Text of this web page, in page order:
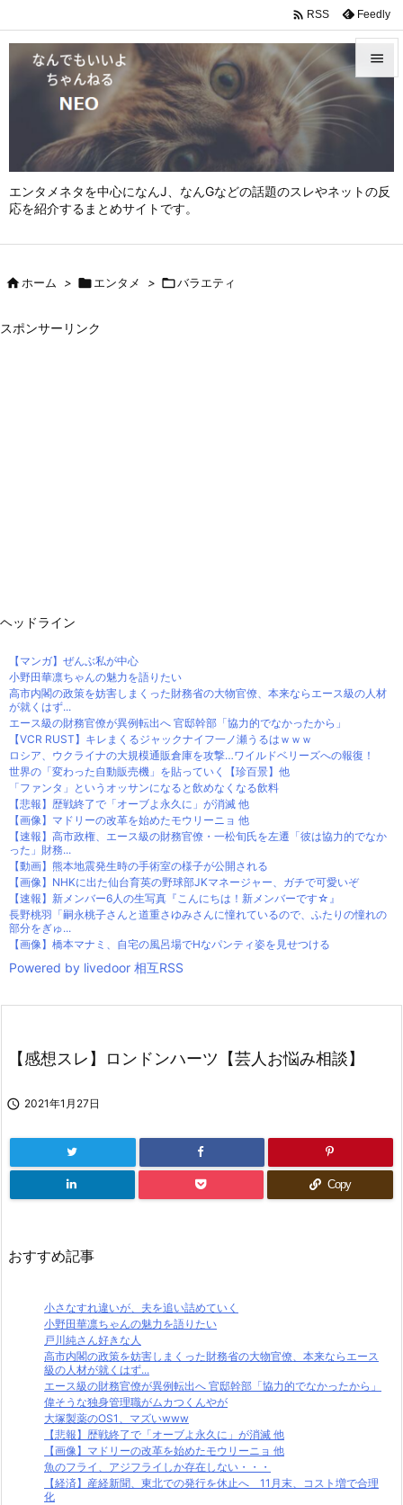
エンタメネタを中心になんJ、なんGなどの話題のスレやネットの反
応を紹介するまとめサイトです。



 RSS Feedly
ホーム > エンタメ > バラエティ
スポンサーリンク
ヘッドライン
【マンガ】ぜんぶ私が中心
小野田華凛ちゃんの魅力を語りたい
高市内閣の政策を妨害しまくった財務省の大物官僚、本来ならエース級の人材
が就くはず...
エース級の財務官僚が異例転出へ 官邸幹部「協力的でなかったから」
【VCR RUST】キレまくるジャックナイフ一ノ瀬うるはｗｗｗ
ロシア、ウクライナの大規模通販倉庫を攻撃…ワイルドベリーズへの報復！
世界の「変わった自動販売機」を貼っていく【珍百景】他
「ファンタ」というオッサンになると飲めなくなる飲料
【悲報】歴戦終了で「オーブよ永久に」が消滅 他
【画像】マドリーの改革を始めたモウリーニョ 他
【速報】高市政権、エース級の財務官僚・一松旬氏を左遷「彼は協力的でなか
った」財務...
【動画】熊本地震発生時の手術室の様子が公開される
【画像】NHKに出た仙台育英の野球部JKマネージャー、ガチで可愛いぞ
【速報】新メンバー6人の生写真『こんにちは！新メンバーです☆』
長野桃羽「嗣永桃子さんと道重さゆみさんに憧れているので、ふたりの憧れの
部分をぎゅ...
【画像】橋本マナミ、自宅の風呂場でHなパンティ姿を見せつける
Powered by livedoor 相互RSS
【感想スレ】ロンドンハーツ【芸人お悩み相談】
 2021年1月27日
Copy
おすすめ記事
小さなすれ違いが、夫を追い詰めていく
小野田華凛ちゃんの魅力を語りたい
戸川純さん好きな人
高市内閣の政策を妨害しまくった財務省の大物官僚、本来ならエース
級の人材が就くはず...
エース級の財務官僚が異例転出へ 官邸幹部「協力的でなかったから」
偉そうな独身管理職がムカつくんやが
大塚製薬のOS1、マズいwww
【悲報】歴戦終了で「オーブよ永久に」が消滅 他
【画像】マドリーの改革を始めたモウリーニョ 他
魚のフライ、アジフライしか存在しない・・・
【経済】産経新聞、東北での発行を休止へ 11月末、コスト増で合理
化